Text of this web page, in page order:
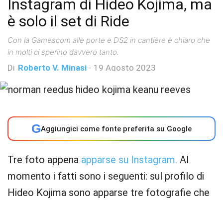
Instagram di Hideo Kojima, ma
è solo il set di Ride
Con la Gamescom alle porte e DS2 in cantiere è chiaro che
in molti ci sperino davvero tanto.
Di Roberto V. Minasi - 19 Agosto 2023
GAggiungici come fonte preferita su Google
Tre foto appena apparse su Instagram. Al
momento i fatti sono i seguenti: sul profilo di
Hideo Kojima sono apparse tre fotografie che